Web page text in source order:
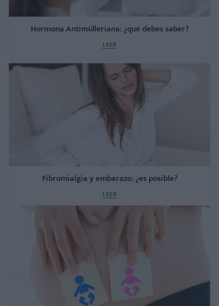
Hormona Antimülleriana: ¿qué debes saber?
LEER
Fibromialgia y embarazo: ¿es posible?
LEER